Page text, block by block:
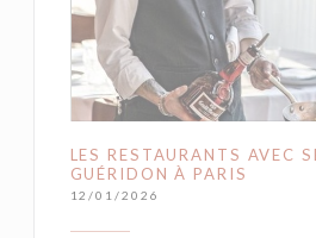
LES RESTAURANTS AVEC
GUÉRIDON À PARIS
12/01/2026